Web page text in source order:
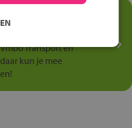
en Logistiek
Transport en
kun je mee